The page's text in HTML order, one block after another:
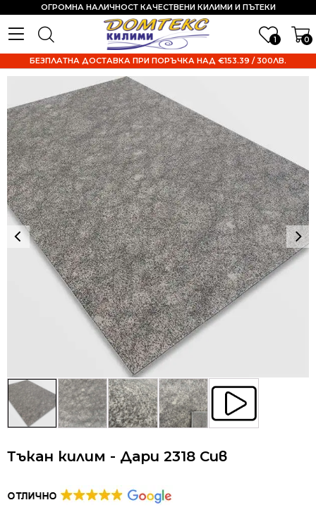
1 0
ОГРОМНА НАЛИЧНОСТ КАЧЕСТВЕНИ КИЛИМИ И ПЪТЕКИ
БЕЗПЛАТНА ДОСТАВКА ПРИ ПОРЪЧКА НАД €153.39 / 300ЛВ.
Тъкан килим - Дари 2318 Сив